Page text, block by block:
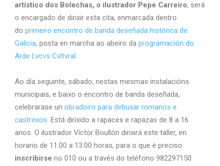
artístico dos Bolechas, o ilustrador Pepe Carreiro, será
o encargado de dirixir esta cita, enmarcada dentro
do primeiro encontro de banda deseñada histórica de
Galicia, posta en marcha ao abeiro da programación do
Arde Lvcvs Cvltvral.
Ao día seguinte, sábado, nestas mesmas instalacións
municipais, e baixo o encontro de banda deseñada,
celebrarase un obradoiro para debuxar romanos e
castrexos. Está dirixido a rapaces e rapazas de 8 a 16
anos. O ilustrador Víctor Boullón dirixirá este taller, en
horario de 11:00 a 13:00 horas, para o que é preciso
inscribirse no 010 ou a través do teléfono 982297150